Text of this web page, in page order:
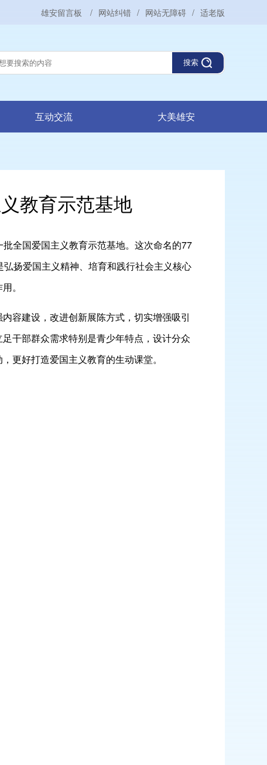
雄安留言板 / 网站纠错 / 网站无障碍 / 适老版
搜索
互动交流 大美雄安
教育示范基地
全国爱国主义教育示范基地。这次命名的77
扬爱国主义精神、培育和践行社会主义核心
。
容建设，改进创新展陈方式，切实增强吸引
干部群众需求特别是青少年特点，设计分众
更好打造爱国主义教育的生动课堂。